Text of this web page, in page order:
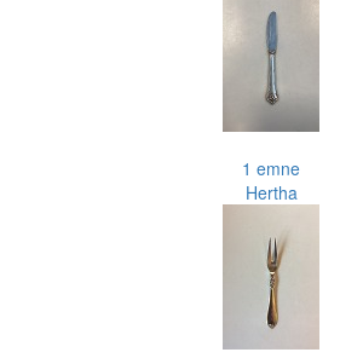
1 emne
Hertha